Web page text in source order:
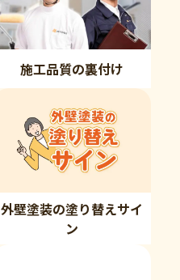
施工品質の裏付け
外壁塗装の塗り替えサイ
ン